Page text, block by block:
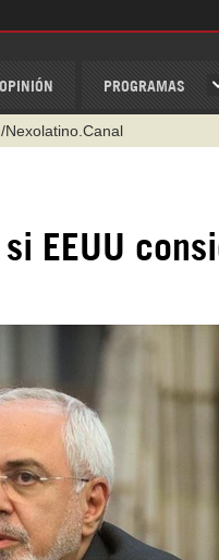
OPINIÓN PROGRAMAS
Nexolatino.Canal
EEUU